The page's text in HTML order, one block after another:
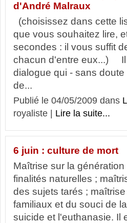
d'André Malraux
(choisissez dans cette
que vous souhaitez lire,
secondes : il vous suffit
chacun d'entre eux...) Il
dialogue qui - sans
de...
Publié le 04/05/2009 dans
royaliste | Lire la suite...
6 juin : culture de mort
Maîtrise sur la
finalités naturelles ;
des sujets tarés ;
familiaux et du souci de
suicide et l'euthanasie. Il